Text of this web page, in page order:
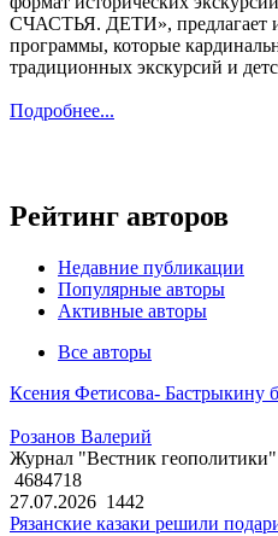
СЧАСТЬЯ. ДЕТИ», предлагает
программы, которые
традиционных экскурсий и
Подробнее...
Рейтинг авторов
Недавние публикации
Популярные авторы
Активные авторы
Все авторы
Ксения Фетисова- Бастрыкину
Розанов Валерий
Журнал "Вестник геополитики"
4684718
27.07.2026 1442
Рязанские казаки решили